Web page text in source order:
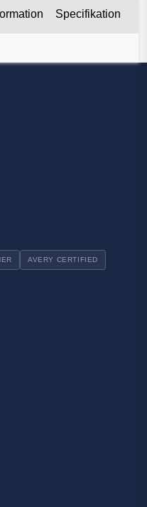
Specifikation
AVERY CERTIFIED